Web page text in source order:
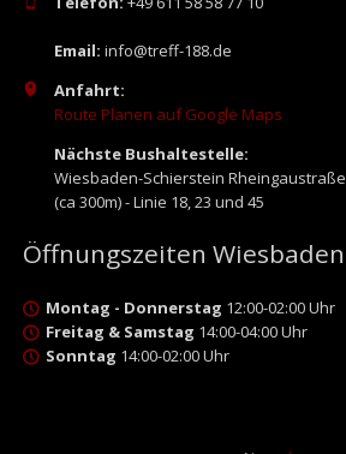
Email: info@treff-188.de
Anfahrt:
Route Planen auf Google Maps
Nächste Bushaltestelle:
Wiesbaden-Schierstein Rheingaustraße
(ca 300m) - Linie 18, 23 und 45
Öffnungszeiten Wiesbaden
Montag - Donnerstag 12:00-02:00 Uhr
Freitag & Samstag 14:00-04:00 Uhr
Sonntag 14:00-02:00 Uhr